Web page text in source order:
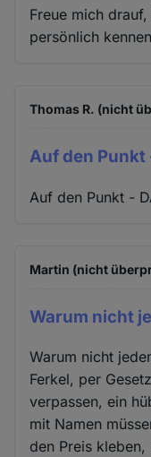
Freue mich
persönlich
Thomas R. (nicht
Auf den Punkt
Auf den Punkt -
Martin (nicht
Warum nicht
Warum nicht
Ferkel, per
verpassen, ein
mit Namen
den Preis